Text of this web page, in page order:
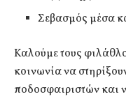
Σεβασμός μέσα
Καλούμε τους
κοινωνία να
ποδοσφαιριστών και